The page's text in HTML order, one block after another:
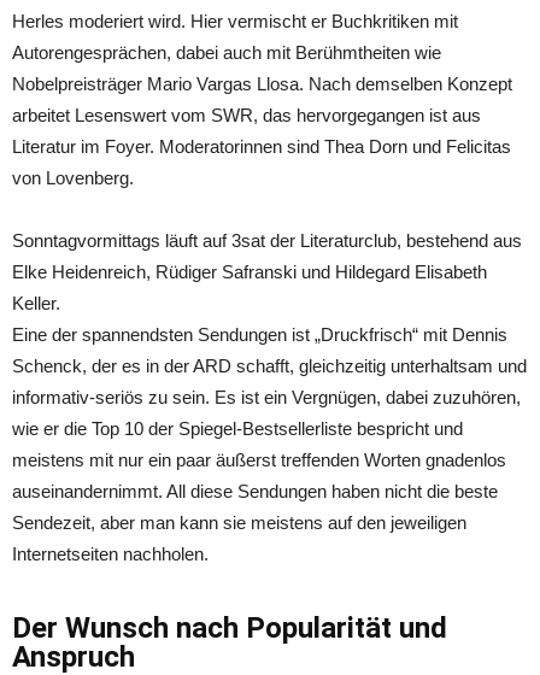
Herles moderiert wird. Hier vermischt er Buchkritiken mit
Autorengesprächen, dabei auch mit Berühmtheiten wie
Nobelpreisträger Mario Vargas Llosa. Nach demselben Konzept
arbeitet Lesenswert vom SWR, das hervorgegangen ist aus
Literatur im Foyer. Moderatorinnen sind Thea Dorn und Felicitas
von Lovenberg.
Sonntagvormittags läuft auf 3sat der Literaturclub, bestehend aus
Elke Heidenreich, Rüdiger Safranski und Hildegard Elisabeth
Keller.
Eine der spannendsten Sendungen ist „Druckfrisch“ mit Dennis
Schenck, der es in der ARD schafft, gleichzeitig unterhaltsam und
informativ-seriös zu sein. Es ist ein Vergnügen, dabei zuzuhören,
wie er die Top 10 der Spiegel-Bestsellerliste bespricht und
meistens mit nur ein paar äußerst treffenden Worten gnadenlos
auseinandernimmt. All diese Sendungen haben nicht die beste
Sendezeit, aber man kann sie meistens auf den jeweiligen
Internetseiten nachholen.
Der Wunsch nach Popularität und
Anspruch